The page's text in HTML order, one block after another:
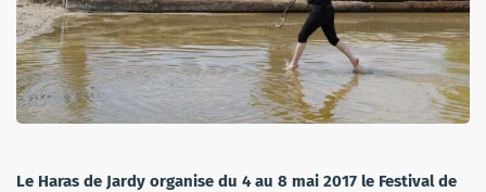
Le Haras de Jardy organise du 4 au 8 mai 2017 le Festival de